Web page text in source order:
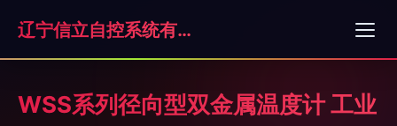
辽宁信立自控系统有限公司
WSS系列径向型双金属温度计 工业